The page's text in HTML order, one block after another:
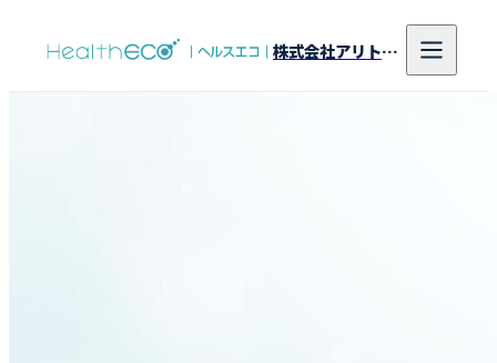
株式会社アリトンシステム研究所